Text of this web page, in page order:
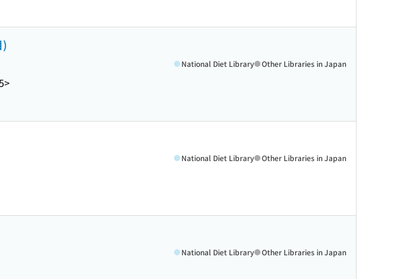
National Diet Library Other Libraries in Japan
National Diet Library Other Libraries in Japan
National Diet Library Other Libraries in Japan